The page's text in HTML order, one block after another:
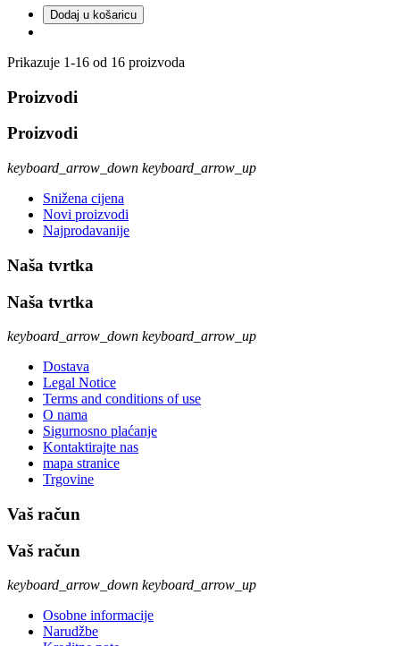
Dodaj u košaricu
Prikazuje 1-16 od 16 proizvoda
Proizvodi
Proizvodi
keyboard_arrow_down keyboard_arrow_up
Snižena cijena
Novi proizvodi
Najprodavanije
Naša tvrtka
Naša tvrtka
keyboard_arrow_down keyboard_arrow_up
Dostava
Legal Notice
Terms and conditions of use
O nama
Sigurnosno plaćanje
Kontaktirajte nas
mapa stranice
Trgovine
Vaš račun
Vaš račun
keyboard_arrow_down keyboard_arrow_up
Osobne informacije
Narudžbe